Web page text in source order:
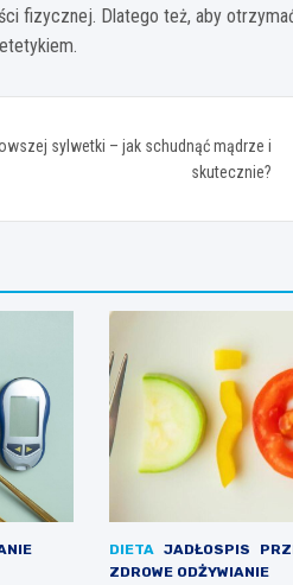
fizycznej. Dlatego też, aby
sylwetki – jak schudnąć mądrze i
skutecznie?
DIETA JADŁOSPIS
ZDROWE ODŻYWIANIE